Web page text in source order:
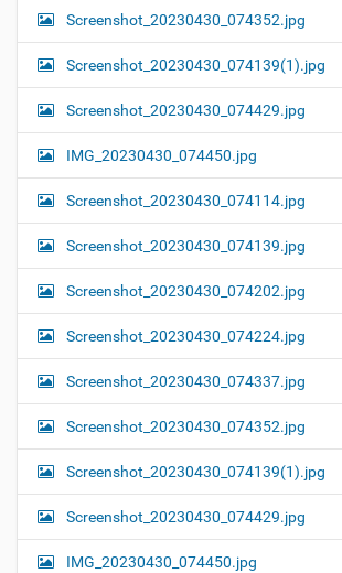
Screenshot_20230430_074352.jpg
Screenshot_20230430_074139(1).jpg
Screenshot_20230430_074429.jpg
IMG_20230430_074450.jpg
Screenshot_20230430_074114.jpg
Screenshot_20230430_074139.jpg
Screenshot_20230430_074202.jpg
Screenshot_20230430_074224.jpg
Screenshot_20230430_074337.jpg
Screenshot_20230430_074352.jpg
Screenshot_20230430_074139(1).jpg
Screenshot_20230430_074429.jpg
IMG_20230430_074450.jpg